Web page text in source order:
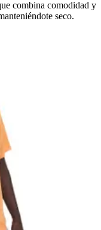
combina comodidad y
seco.